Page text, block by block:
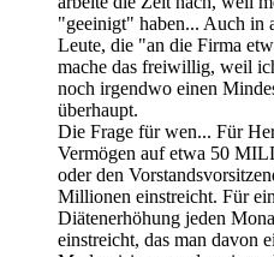
"geeinigt" haben... Auch in
Leute, die "an die Firma
mache das freiwillig, weil
noch irgendwo einen
überhaupt.
Die Frage für wen... Für
Vermögen auf etwa 50
oder den
Millionen einstreicht. Für
Diätenerhöhung jeden
einstreicht, das man davon